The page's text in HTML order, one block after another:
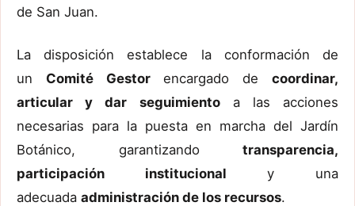
de San Juan.
La disposición establece la conformación de
un Comité Gestorencargado decoordinar,
articular y dar seguimientoa las acciones
necesarias para la puesta en marcha del Jardín
Botánico, garantizando transparencia,
participación institucional y una
adecuada administración de los recursos.